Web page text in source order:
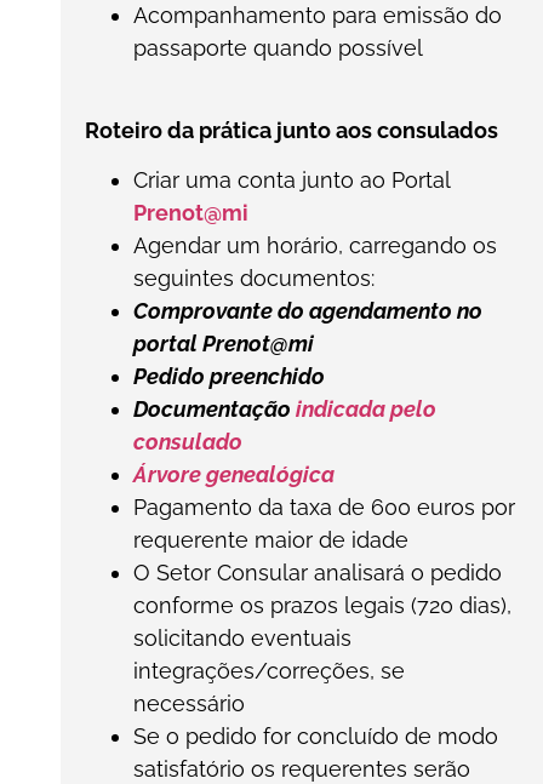
Acompanhamento para emissão do
passaporte quando possível
Roteiro da prática junto aos consulados
Criar uma conta junto ao Portal
Prenot@mi
Agendar um horário, carregando os
seguintes documentos:
Comprovante do agendamento no
portal Prenot@mi
Pedido preenchido
Documentação indicada pelo
consulado
Árvore genealógica
Pagamento da taxa de 600 euros por
requerente maior de idade
O Setor Consular analisará o pedido
conforme os prazos legais (720 dias),
solicitando eventuais
integrações/correções, se
necessário
Se o pedido for concluído de modo
satisfatório os requerentes serão